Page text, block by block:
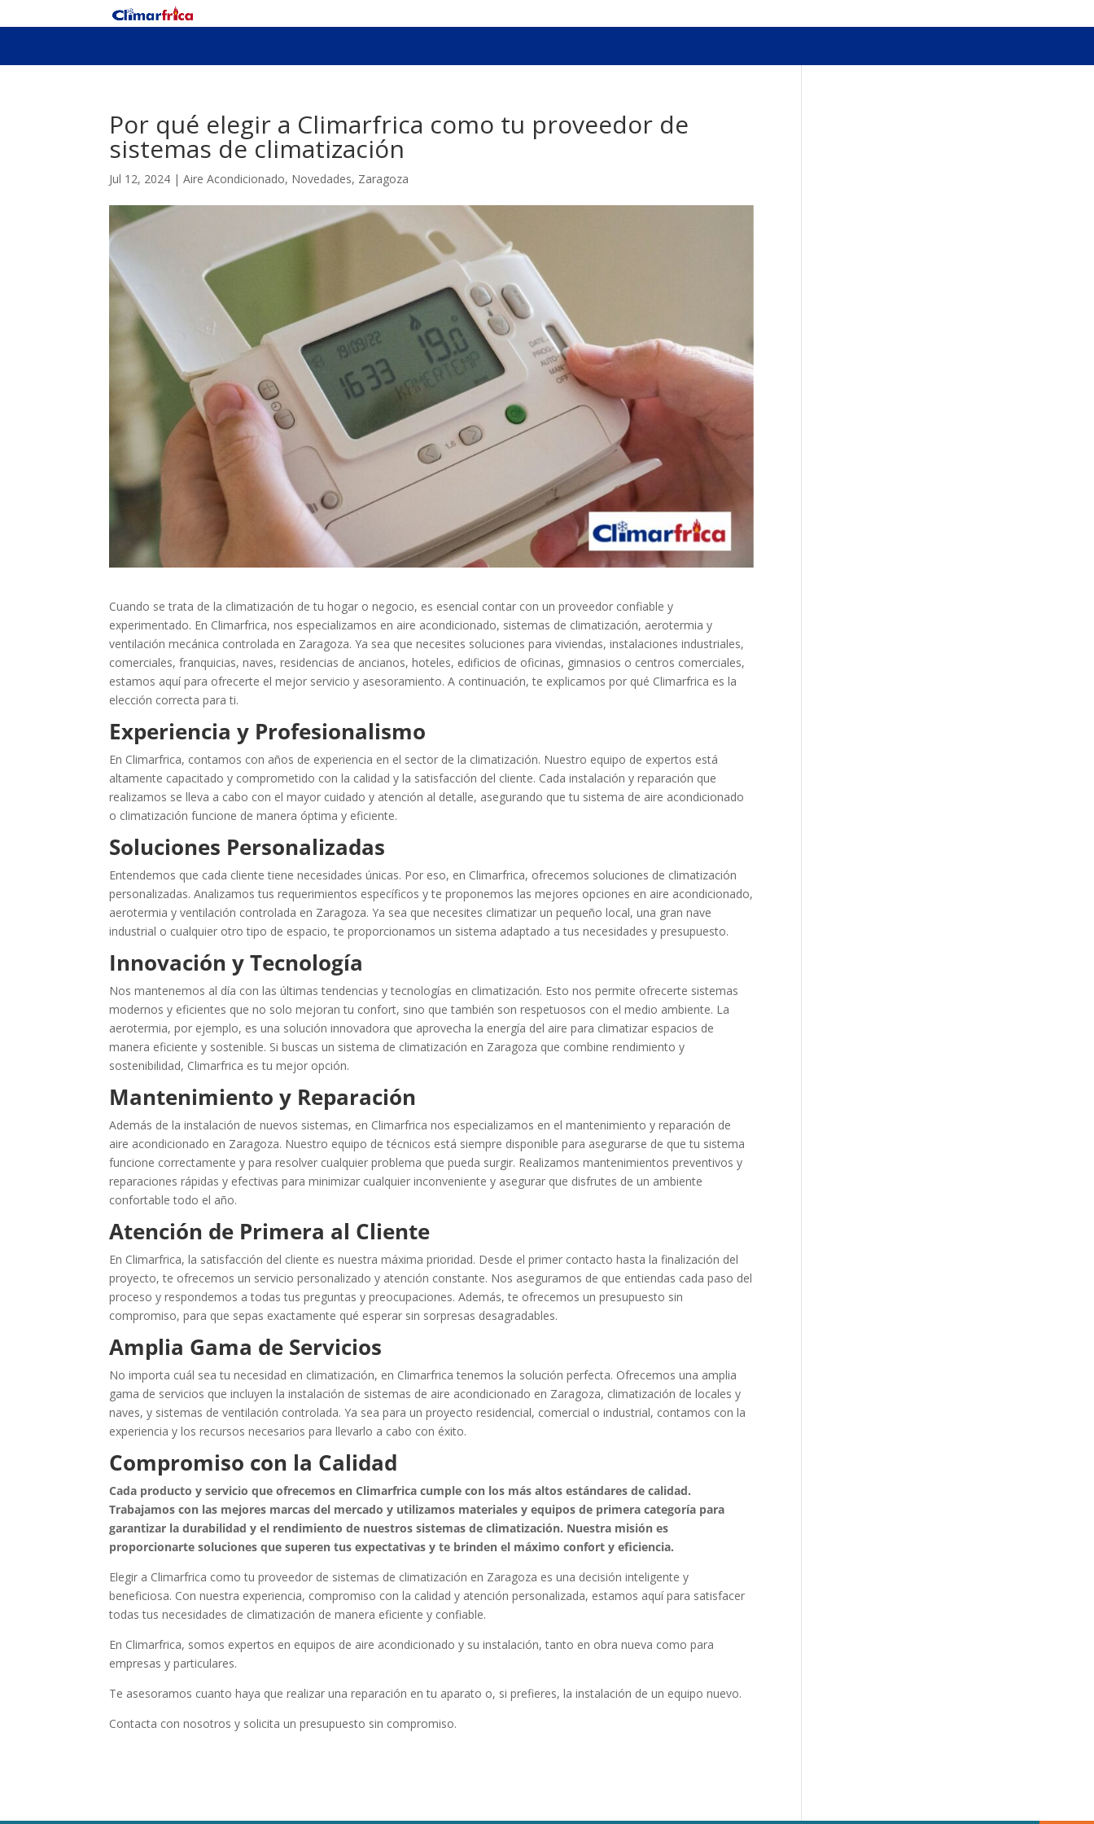
Por qué elegir a Climarfrica como tu proveedor de
sistemas de climatización
Jul 12, 2024 |Aire Acondicionado, Novedades, Zaragoza
Cuando se trata de la climatización de tu hogar o negocio, es esencial contar con un proveedor confiable y
experimentado. En Climarfrica, nos especializamos en aire acondicionado, sistemas de climatización, aerotermia y
ventilación mecánica controlada en Zaragoza. Ya sea que necesites soluciones para viviendas, instalaciones industriales,
comerciales, franquicias, naves, residencias de ancianos, hoteles, edificios de oficinas, gimnasios o centros comerciales,
estamos aquí para ofrecerte el mejor servicio y asesoramiento. A continuación, te explicamos por qué Climarfrica es la
elección correcta para ti.
Experiencia y Profesionalismo
En Climarfrica, contamos con años de experiencia en el sector de la climatización. Nuestro equipo de expertos está
altamente capacitado y comprometido con la calidad y la satisfacción del cliente. Cada instalación y reparación que
realizamos se lleva a cabo con el mayor cuidado y atención al detalle, asegurando que tu sistema de aire acondicionado
o climatización funcione de manera óptima y eficiente.
Soluciones Personalizadas
Entendemos que cada cliente tiene necesidades únicas. Por eso, en Climarfrica, ofrecemos soluciones de climatización
personalizadas. Analizamos tus requerimientos específicos y te proponemos las mejores opciones en aire acondicionado,
aerotermia y ventilación controlada en Zaragoza. Ya sea que necesites climatizar un pequeño local, una gran nave
industrial o cualquier otro tipo de espacio, te proporcionamos un sistema adaptado a tus necesidades y presupuesto.
Innovación y Tecnología
Nos mantenemos al día con las últimas tendencias y tecnologías en climatización. Esto nos permite ofrecerte sistemas
modernos y eficientes que no solo mejoran tu confort, sino que también son respetuosos con el medio ambiente. La
aerotermia, por ejemplo, es una solución innovadora que aprovecha la energía del aire para climatizar espacios de
manera eficiente y sostenible. Si buscas un sistema de climatización en Zaragoza que combine rendimiento y
sostenibilidad, Climarfrica es tu mejor opción.
Mantenimiento y Reparación
Además de la instalación de nuevos sistemas, en Climarfrica nos especializamos en el mantenimiento y reparación de
aire acondicionado en Zaragoza. Nuestro equipo de técnicos está siempre disponible para asegurarse de que tu sistema
funcione correctamente y para resolver cualquier problema que pueda surgir. Realizamos mantenimientos preventivos y
reparaciones rápidas y efectivas para minimizar cualquier inconveniente y asegurar que disfrutes de un ambiente
confortable todo el año.
Atención de Primera al Cliente
En Climarfrica, la satisfacción del cliente es nuestra máxima prioridad. Desde el primer contacto hasta la finalización del
proyecto, te ofrecemos un servicio personalizado y atención constante. Nos aseguramos de que entiendas cada paso del
proceso y respondemos a todas tus preguntas y preocupaciones. Además, te ofrecemos un presupuesto sin
compromiso, para que sepas exactamente qué esperar sin sorpresas desagradables.
Amplia Gama de Servicios
No importa cuál sea tu necesidad en climatización, en Climarfrica tenemos la solución perfecta. Ofrecemos una amplia
gama de servicios que incluyen la instalación de sistemas de aire acondicionado en Zaragoza, climatización de locales y
naves, y sistemas de ventilación controlada. Ya sea para un proyecto residencial, comercial o industrial, contamos con la
experiencia y los recursos necesarios para llevarlo a cabo con éxito.
Compromiso con la Calidad
Cada producto y servicio que ofrecemos en Climarfrica cumple con los más altos estándares de calidad.
Trabajamos con las mejores marcas del mercado y utilizamos materiales y equipos de primera categoría para
garantizar la durabilidad y el rendimiento de nuestros sistemas de climatización. Nuestra misión es
proporcionarte soluciones que superen tus expectativas y te brinden el máximo confort y eficiencia.
Elegir a Climarfrica como tu proveedor de sistemas de climatización en Zaragoza es una decisión inteligente y
beneficiosa. Con nuestra experiencia, compromiso con la calidad y atención personalizada, estamos aquí para satisfacer
todas tus necesidades de climatización de manera eficiente y confiable.
En Climarfrica, somos expertos en equipos de aire acondicionado y su instalación, tanto en obra nueva como para
empresas y particulares.
Te asesoramos cuanto haya que realizar una reparación en tu aparato o, si prefieres, la instalación de un equipo nuevo.
Contacta con nosotros y solicita un presupuesto sin compromiso.